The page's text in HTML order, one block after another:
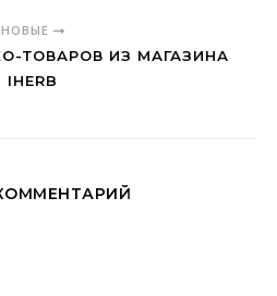
НОВЫЕ
ТОВАРОВ ИЗ МАГАЗИНА
IHERB